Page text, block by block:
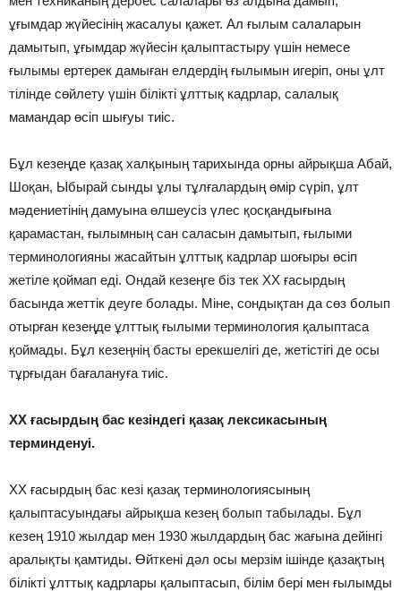
ұғымдар жүйесінің жасалуы қажет. Ал ғылым салаларын
дамытып, ұғымдар жүйесін қалыптастыру үшін немесе
ғылымы ертерек дамыған елдердің ғылымын игеріп, оны ұлт
тілінде сөйлету үшін білікті ұлттық кадрлар, салалық
мамандар өсіп шығуы тиіс.
Бұл кезеңде қазақ халқының тарихында орны айрықша Абай,
Шоқан, Ыбырай сынды ұлы тұлғалардың өмір сүріп, ұлт
мәдениетінің дамуына өлшеусіз үлес қосқандығына
қарамастан, ғылымның сан саласын дамытып, ғылыми
терминологияны жасайтын ұлттық кадрлар шоғыры өсіп
жетіле қоймап еді. Ондай кезеңге біз тек ХХ ғасырдың
басында жеттік деуге болады. Міне, сондықтан да сөз болып
отырған кезеңде ұлттық ғылыми терминология қалыптаса
қоймады. Бұл кезеңнің басты ерекшелігі де, жетістігі де осы
тұрғыдан бағалануға тиіс.
ХХ ғасырдың бас кезіндегі қазақ лексикасының
терминденуі.
ХХ ғасырдың бас кезі қазақ терминологиясының
қалыптасуындағы айрықша кезең болып табылады. Бұл
кезең 1910 жылдар мен 1930 жылдардың бас жағына дейінгі
аралықты қамтиды. Өйткені дәл осы мерзім ішінде қазақтың
білікті ұлттық кадрлары қалыптасып, білім бері мен ғылымды